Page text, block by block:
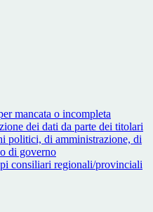
mancata o incompleta
dei dati da parte dei titolari
politici, di amministrazione, di
di governo
consiliari regionali/provinciali